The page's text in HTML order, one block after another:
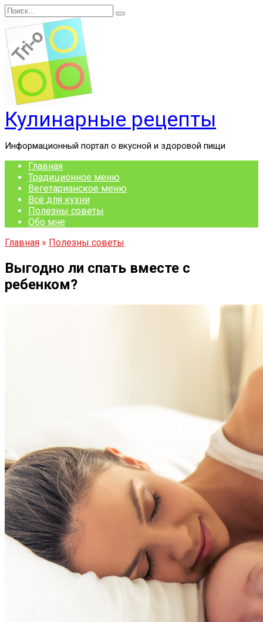
Перейти
к
содержанию
Search
for:
Кулинарные рецепты
Информационный портал о вкусной и здоровой пищи
Главная
Традиционное меню
Вегетарианское меню
Всё для кухни
Полезны советы
Обо мне
Главная » Полезны советы
Выгодно ли спать вместе с
ребенком?